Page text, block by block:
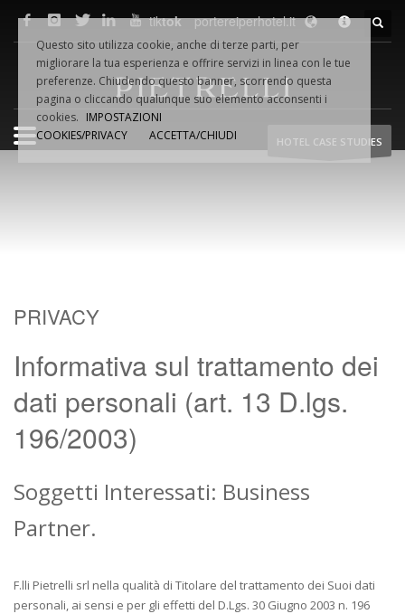
F.LLIPIETRELLISRL
Via Dino VAMPA, 18
61032 Fano (PU) Italia
+39.0721.854495
Fax +39.0721.854954
hoteldoors.ae
hotel-doors.co.uk
tiktok portereiperhotel.it
HOTEL CASE STUDIES
PRIVACY
Informativa sul trattamento dei
dati personali (art. 13 D.lgs.
196/2003)
Soggetti Interessati: Business
Partner.
F.lli Pietrelli srl nella qualità di Titolare del trattamento dei Suoi dati
personali, ai sensi e per gli effetti del D.Lgs. 30 Giugno 2003 n. 196
Questo sito utilizza cookie, anche di terze parti, per
migliorare la tua esperienza e offrire servizi in linea con le tue
preferenze. Chiudendo questo banner, scorrendo questa
pagina o cliccando qualunque suo elemento acconsenti i
cookies. IMPOSTAZIONI
COOKIES/PRIVACY
ACCETTA/CHIUDI